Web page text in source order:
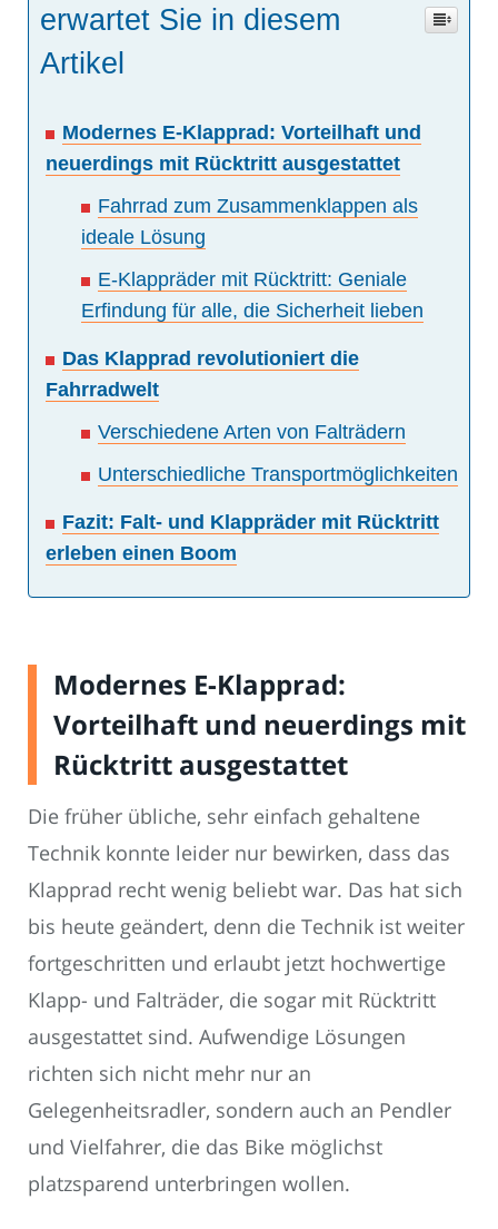
erwartet Sie in diesem
Artikel
Modernes E-Klapprad: Vorteilhaft und
neuerdings mit Rücktritt ausgestattet
Fahrrad zum Zusammenklappen als
ideale Lösung
E-Klappräder mit Rücktritt: Geniale
Erfindung für alle, die Sicherheit lieben
Das Klapprad revolutioniert die
Fahrradwelt
Verschiedene Arten von Falträdern
Unterschiedliche Transportmöglichkeiten
Fazit: Falt- und Klappräder mit Rücktritt
erleben einen Boom
Modernes E-Klapprad:
Vorteilhaft und neuerdings mit
Rücktritt ausgestattet
Die früher übliche, sehr einfach gehaltene
Technik konnte leider nur bewirken, dass das
Klapprad recht wenig beliebt war. Das hat sich
bis heute geändert, denn die Technik ist weiter
fortgeschritten und erlaubt jetzt hochwertige
Klapp- und Falträder, die sogar mit Rücktritt
ausgestattet sind. Aufwendige Lösungen
richten sich nicht mehr nur an
Gelegenheitsradler, sondern auch an Pendler
und Vielfahrer, die das Bike möglichst
platzsparend unterbringen wollen.